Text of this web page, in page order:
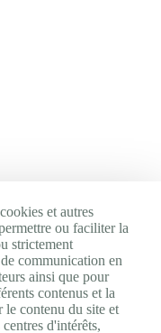
et autres
ou faciliter la
strictement
communication en
ainsi que pour
contenus et la
le contenu du site et
d'intérêts,